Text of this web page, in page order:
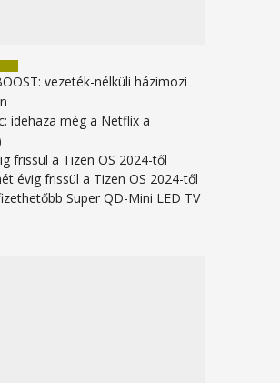
vezeték-nélküli házimozi
idehaza még a Netflix a
frissül a Tizen OS 2024-től
évig frissül a Tizen OS 2024-től
Super QD-Mini LED TV